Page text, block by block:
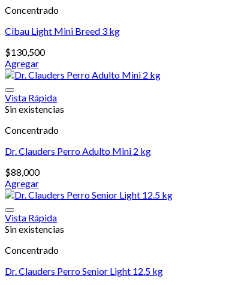
Las
se
elegir
en
la
página
de
producto
Concentrado
Cibau Light Mini Breed 3 kg
$130,500
Agregar
Vista Rápida
Sin existencias
Concentrado
Dr. Clauders Perro Adulto Mini 2 kg
$88,000
Agregar
Vista Rápida
Sin existencias
Concentrado
Dr. Clauders Perro Senior Light 12.5 kg